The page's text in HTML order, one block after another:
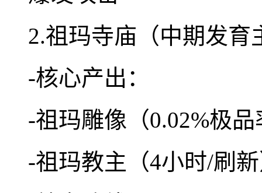
2.祖玛寺庙（中期发育
-核心产出：
-祖玛雕像（0.02%极
-祖玛教主（4小时/刷